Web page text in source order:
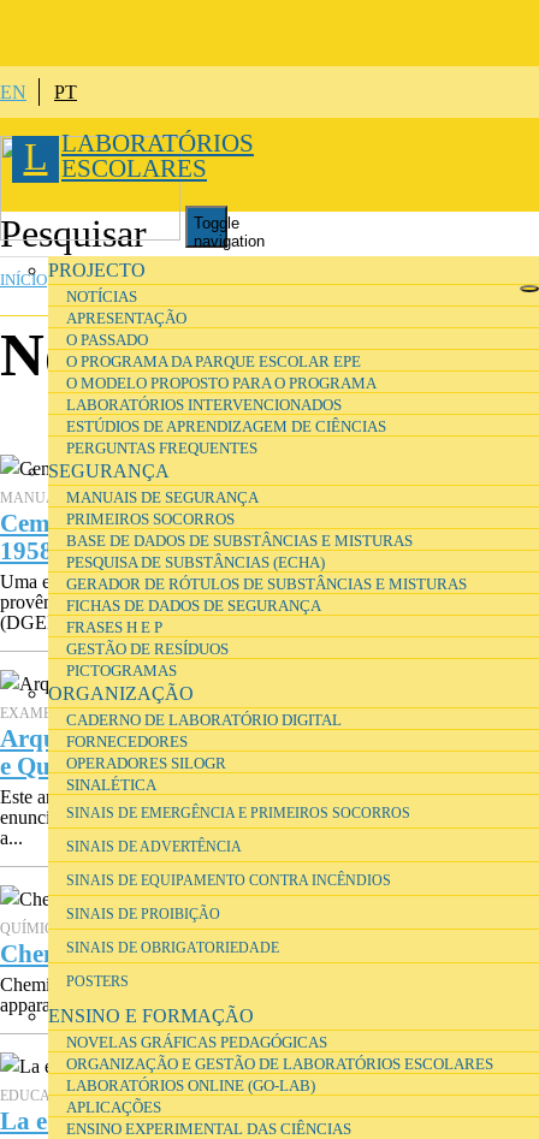
EN PT
L LABORATÓRIOS
ESCOLARES
Toggle
navigation
PROJECTO
NOTÍCIAS
APRESENTAÇÃO
O PASSADO
O PROGRAMA DA PARQUE ESCOLAR EPE
O MODELO PROPOSTO PARA O PROGRAMA
LABORATÓRIOS INTERVENCIONADOS
ESTÚDIOS DE APRENDIZAGEM DE CIÊNCIAS
PERGUNTAS FREQUENTES
SEGURANÇA
MANUAIS DE SEGURANÇA
PRIMEIROS SOCORROS
BASE DE DADOS DE SUBSTÂNCIAS E MISTURAS
PESQUISA DE SUBSTÂNCIAS (ECHA)
GERADOR DE RÓTULOS DE SUBSTÂNCIAS E MISTURAS
FICHAS DE DADOS DE SEGURANÇA
FRASES H E P
GESTÃO DE RESÍDUOS
PICTOGRAMAS
ORGANIZAÇÃO
CADERNO DE LABORATÓRIO DIGITAL
FORNECEDORES
OPERADORES SILOGR
SINALÉTICA
SINAIS DE EMERGÊNCIA E PRIMEIROS SOCORROS
SINAIS DE ADVERTÊNCIA
SINAIS DE EQUIPAMENTO CONTRA INCÊNDIOS
SINAIS DE PROIBIÇÃO
SINAIS DE OBRIGATORIEDADE
POSTERS
ENSINO E FORMAÇÃO
NOVELAS GRÁFICAS PEDAGÓGICAS
ORGANIZAÇÃO E GESTÃO DE LABORATÓRIOS ESCOLARES
LABORATÓRIOS ONLINE (GO-LAB)
APLICAÇÕES
ENSINO EXPERIMENTAL DAS CIÊNCIAS
ESTÁ AQUI
INÍCIO»PROJECTO
Notícias
MANUAIS ESCOLARES, FÍSICA
Cem Anos de Manuais Escolares de Física 1859-
1958
Uma exposição em 2005 com alguns exemplares de manuais que
provêm, essencialmente, do fundo da Direcção-Geral do Ensino Liceal
(DGEL),...
EXAMES, FÍSICA, QUÍMICA
Arquivo digital 1931-2005 dos Exames de Física
e Química
Este arquivo disponibiliza, online, a todos os interessados os
enunciados dos exames de Física e Química: exames distritais de 1931
a...
QUÍMICA
Chemix 2.0
Chemix 2.0 is a free online editor for drawing lab diagrams and
apparatus. Easy sketching for both students and school teachers.
EDUCAÇÃO
La educación en la Encrucijada